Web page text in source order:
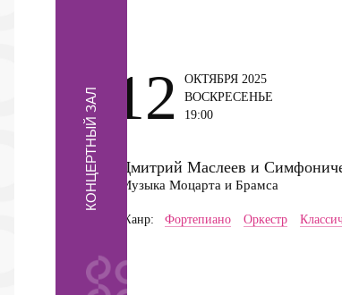
КОНЦЕРТНЫЙ ЗАЛ Дмитрий Маслеев и
Музыка Моцарта и Брамса
Жанр: Фортепиано Оркестр
12
ОКТЯБРЯ 2025
ВОСКРЕСЕНЬЕ
19:00